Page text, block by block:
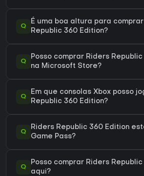
Q
É uma boa altura para
Republic 360 Edition?
Q
Posso comprar Riders
na Microsoft Store?
Q
Em que consolas Xbox posso
Republic 360 Edition?
Q
Riders Republic 360 Edition
Game Pass?
Q
Posso comprar Riders
aqui?